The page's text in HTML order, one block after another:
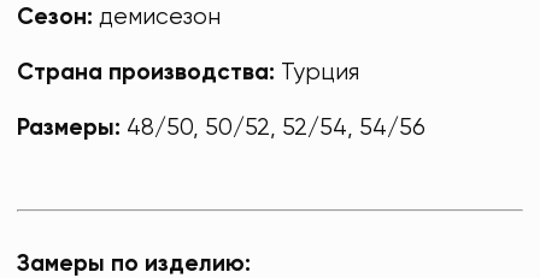
Сезон: демисезон
Страна производства: Турция
Размеры: 48/50, 50/52, 52/54, 54/56
Замеры по изделию: